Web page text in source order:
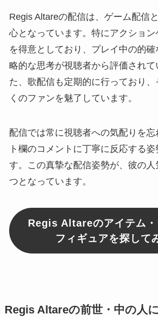
Regis Altareの配信は、ゲーム配信
心となっています。特にアクショ
を得意としており、プレイ中の的
略的な思考が視聴者から評価されて
た、歌配信も定期的に行っており、
くのファンを魅了しています。
配信では常に視聴者への気配りを忘
ト欄のコメントに丁寧に反応する
す。この真摯な配信姿勢が、彼の人
つとなっています。
Regis Altareのアイテム・
フィギュアを探して
Regis Altareの前世・中の人